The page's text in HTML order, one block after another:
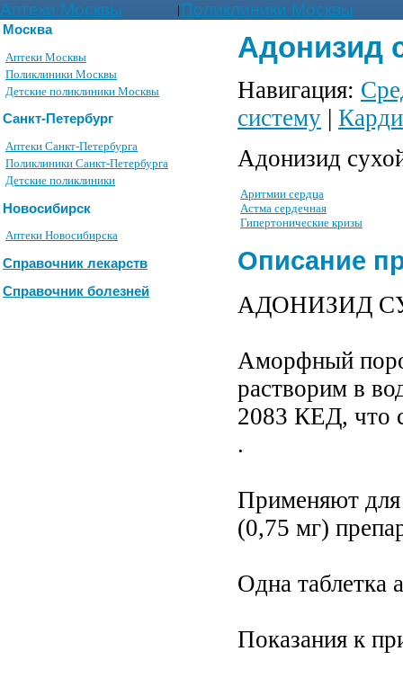
Аптеки Москвы | Поликлиники Москвы
Москва
Аптеки Москвы
Поликлиники Москвы
Детские поликлиники Москвы
Санкт-Петербург
Аптеки Санкт-Петербурга
Поликлиники Санкт-Петербурга
Детские поликлиники
Новосибирск
Аптеки Новосибирска
Справочник лекарств
Справочник болезней
Адонизид
Навигация:
систему |
Адонизид
Аритмии сердца
Астма сердечная
Гипертонические кризы
Описание
АДОНИЗИД
Аморфный
растворим в
2083 КЕД, что
.
Применяют для
(0,75 мг)
Одна таблетка
Показания к